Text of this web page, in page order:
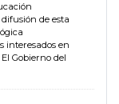
de esta
interesados en
Gobierno del